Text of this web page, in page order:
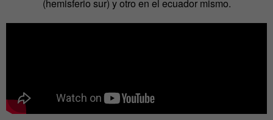
(hemisferio sur) y otro en el ecuador mismo.